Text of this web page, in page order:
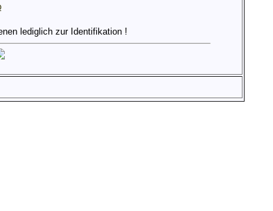
lediglich zur Identifikation !